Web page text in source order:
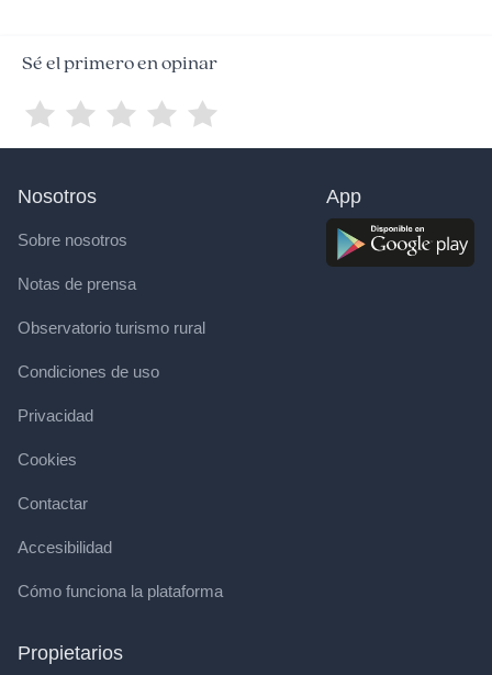
Sé el primero en opinar
Nosotros
Sobre nosotros
Notas de prensa
Observatorio turismo rural
Condiciones de uso
Privacidad
Cookies
Contactar
Accesibilidad
Cómo funciona la plataforma
Propietarios
App